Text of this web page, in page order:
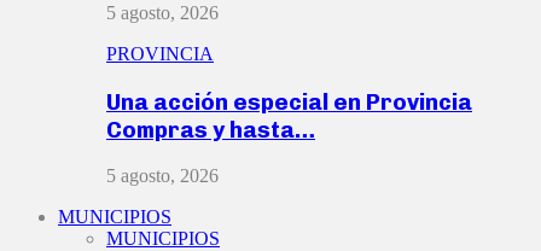
5 agosto, 2026
PROVINCIA
Una acción especial en Provincia
Compras y hasta…
5 agosto, 2026
MUNICIPIOS
MUNICIPIOS